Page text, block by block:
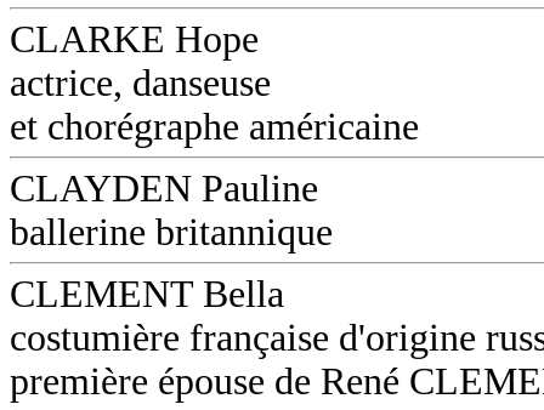
CLARKE Hope
actrice, danseuse
et chorégraphe américaine
CLAYDEN Pauline
ballerine britannique
CLEMENT Bella
costumière française d'origine
première épouse de René